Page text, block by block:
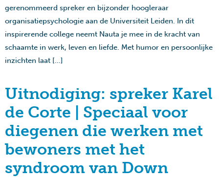
gerenommeerd spreker en bijzonder hoogleraar
organisatiepsychologie aan de Universiteit Leiden. In dit
inspirerende college neemt Nauta je mee in de kracht van
schaamte in werk, leven en liefde. Met humor en persoonlijke
inzichten laat […]
Uitnodiging: spreker Karel
de Corte | Speciaal voor
diegenen die werken met
bewoners met het
syndroom van Down